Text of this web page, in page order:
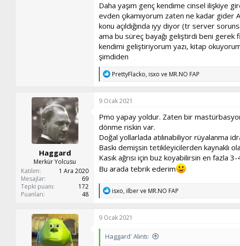
Daha yaşım genç kendime cinsel ilişkiye
evden çıkamıyorum zaten ne kadar gider
konu açıldığında ıyy diyor (tr server
ama bu süreç bayağı geliştirdi beni gerek
kendimi geliştiriyorum yazı, kitap
şimdiden
T
p
i
e
r
:
PrettyFlacko,isxo ve MR.NO FAP
Haggard
Merkür Yolcusu
Katılım
1 Ara 2020
Mesajlar
69
Tepki puanı
172
Puanları
48
9 Ocak 2021
Pmo yapay yoldur. Zaten bir
dönme riskin var.
Doğal yollarlada atılınabiliyor rüyalanma
Baskı demişsin tetikleyicilerden kaynaklı
Kasık ağrısı için buz koyabilirsin en fazla
Bu arada tebrik ederim
T
p
i
e
isxo,ilberve MR.NO FAP
9 Ocak 2021
Haggard' Alıntı: